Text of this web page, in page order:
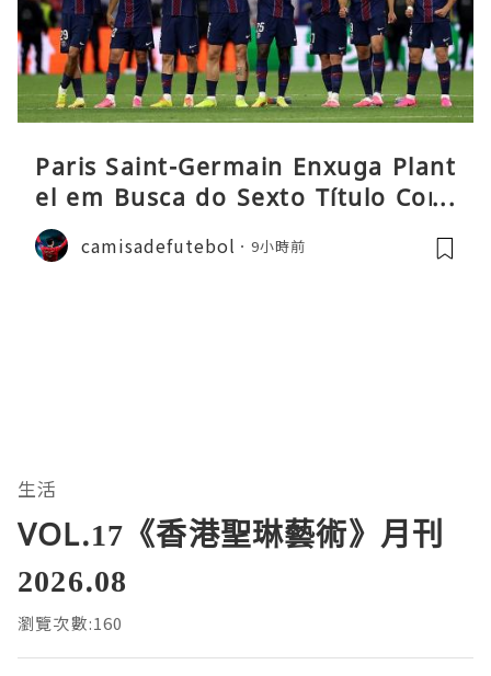
Paris Saint-Germain Enxuga Plant
el em Busca do Sexto Título Cons
ecutivo da Liga
camisadefutebol 9小時前
生活
VOL.17《香港聖琳藝術》月刊
2026.08
瀏覽次數:160